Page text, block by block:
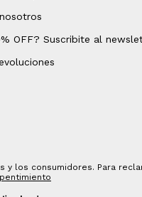
OFF? Suscribite al
y los consumidores. Para